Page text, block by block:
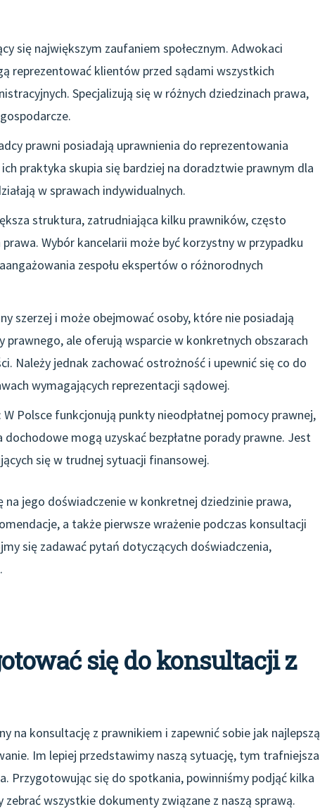
się największym zaufaniem społecznym. Adwokaci
reprezentować klientów przed sądami wszystkich
Specjalizują się w różnych dziedzinach prawa,
prawni posiadają uprawnienia do reprezentowania
praktyka skupia się bardziej na doradztwie prawnym dla
w sprawach indywidualnych.
struktura, zatrudniająca kilku prawników, często
Wybór kancelarii może być korzystny w przypadku
zespołu ekspertów o różnorodnych
szerzej i może obejmować osoby, które nie posiadają
ale oferują wsparcie w konkretnych obszarach
Należy jednak zachować ostrożność i upewnić się co do
wymagających reprezentacji sądowej.
: W Polsce funkcjonują punkty nieodpłatnej pomocy prawnej,
mogą uzyskać bezpłatne porady prawne. Jest
się w trudnej sytuacji finansowej.
jego doświadczenie w konkretnej dziedzinie prawa,
a także pierwsze wrażenie podczas konsultacji
się zadawać pytań dotyczących doświadczenia,
się do konsultacji z
na konsultację z prawnikiem i zapewnić sobie jak najlepszą
Im lepiej przedstawimy naszą sytuację, tym trafniejsza
Przygotowując się do spotkania, powinniśmy podjąć kilka
wszystkie dokumenty związane z naszą sprawą.